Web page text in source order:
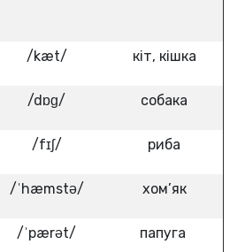
/kæt/ кіт, кішка
/dɒɡ/ собака
/fɪʃ/ риба
/ˈhæmstə/ хом’як
/ˈpærət/ папуга